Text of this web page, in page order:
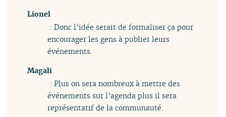
Lionel
: Donc l’idée serait de formaliser ça pour
encourager les gens à publier leurs
événements.
Magali
: Plus on sera nombreux à mettre des
événements sur l’agenda plus il sera
représentatif de la communauté.